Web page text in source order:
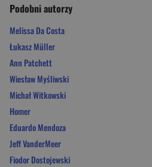
Podobni autorzy
Melissa Da Costa
Łukasz Müller
Ann Patchett
Wiesław Myśliwski
Michał Witkowski
Homer
Eduardo Mendoza
Jeff VanderMeer
Fiodor Dostojewski